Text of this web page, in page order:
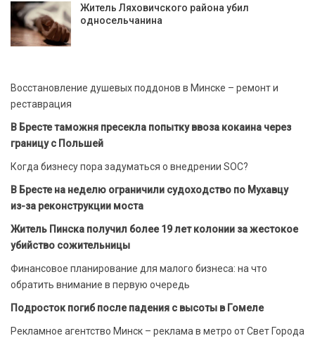
Житель Ляховичского района убил
односельчанина
Восстановление душевых поддонов в Минске – ремонт и
реставрация
В Бресте таможня пресекла попытку ввоза кокаина через
границу с Польшей
Когда бизнесу пора задуматься о внедрении SOC?
В Бресте на неделю ограничили судоходство по Мухавцу
из-за реконструкции моста
Житель Пинска получил более 19 лет колонии за жестокое
убийство сожительницы
Финансовое планирование для малого бизнеса: на что
обратить внимание в первую очередь
Подросток погиб после падения с высоты в Гомеле
Рекламное агентство Минск – реклама в метро от Свет Города